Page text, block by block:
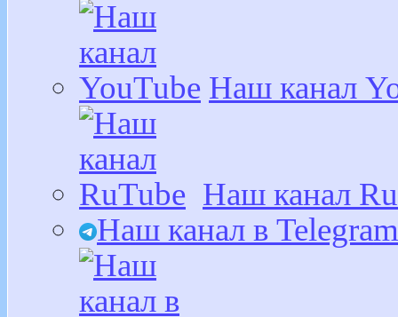
Наш канал
Наш канал
Наш канал в Telegram